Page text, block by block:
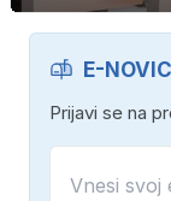
E-
Prijavi se na